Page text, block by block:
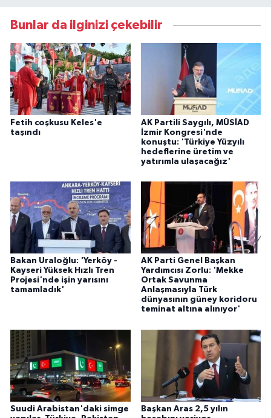
Bunlar da ilginizi çekebilir
Fetih coşkusu Keles'e
taşındı
AK Partili Saygılı, MÜSİAD
İzmir Kongresi'nde
konuştu: 'Türkiye Yüzyılı
hedeflerine üretim ve
yatırımla ulaşacağız'
Bakan Uraloğlu: 'Yerköy -
Kayseri Yüksek Hızlı Tren
Projesi'nde işin yarısını
tamamladık'
AK Parti Genel Başkan
Yardımcısı Zorlu: 'Mekke
Ortak Savunma
Anlaşmasıyla Türk
dünyasının güney koridoru
teminat altına alınıyor'
Suudi Arabistan'daki simge
Başkan Aras 2,5 yılın